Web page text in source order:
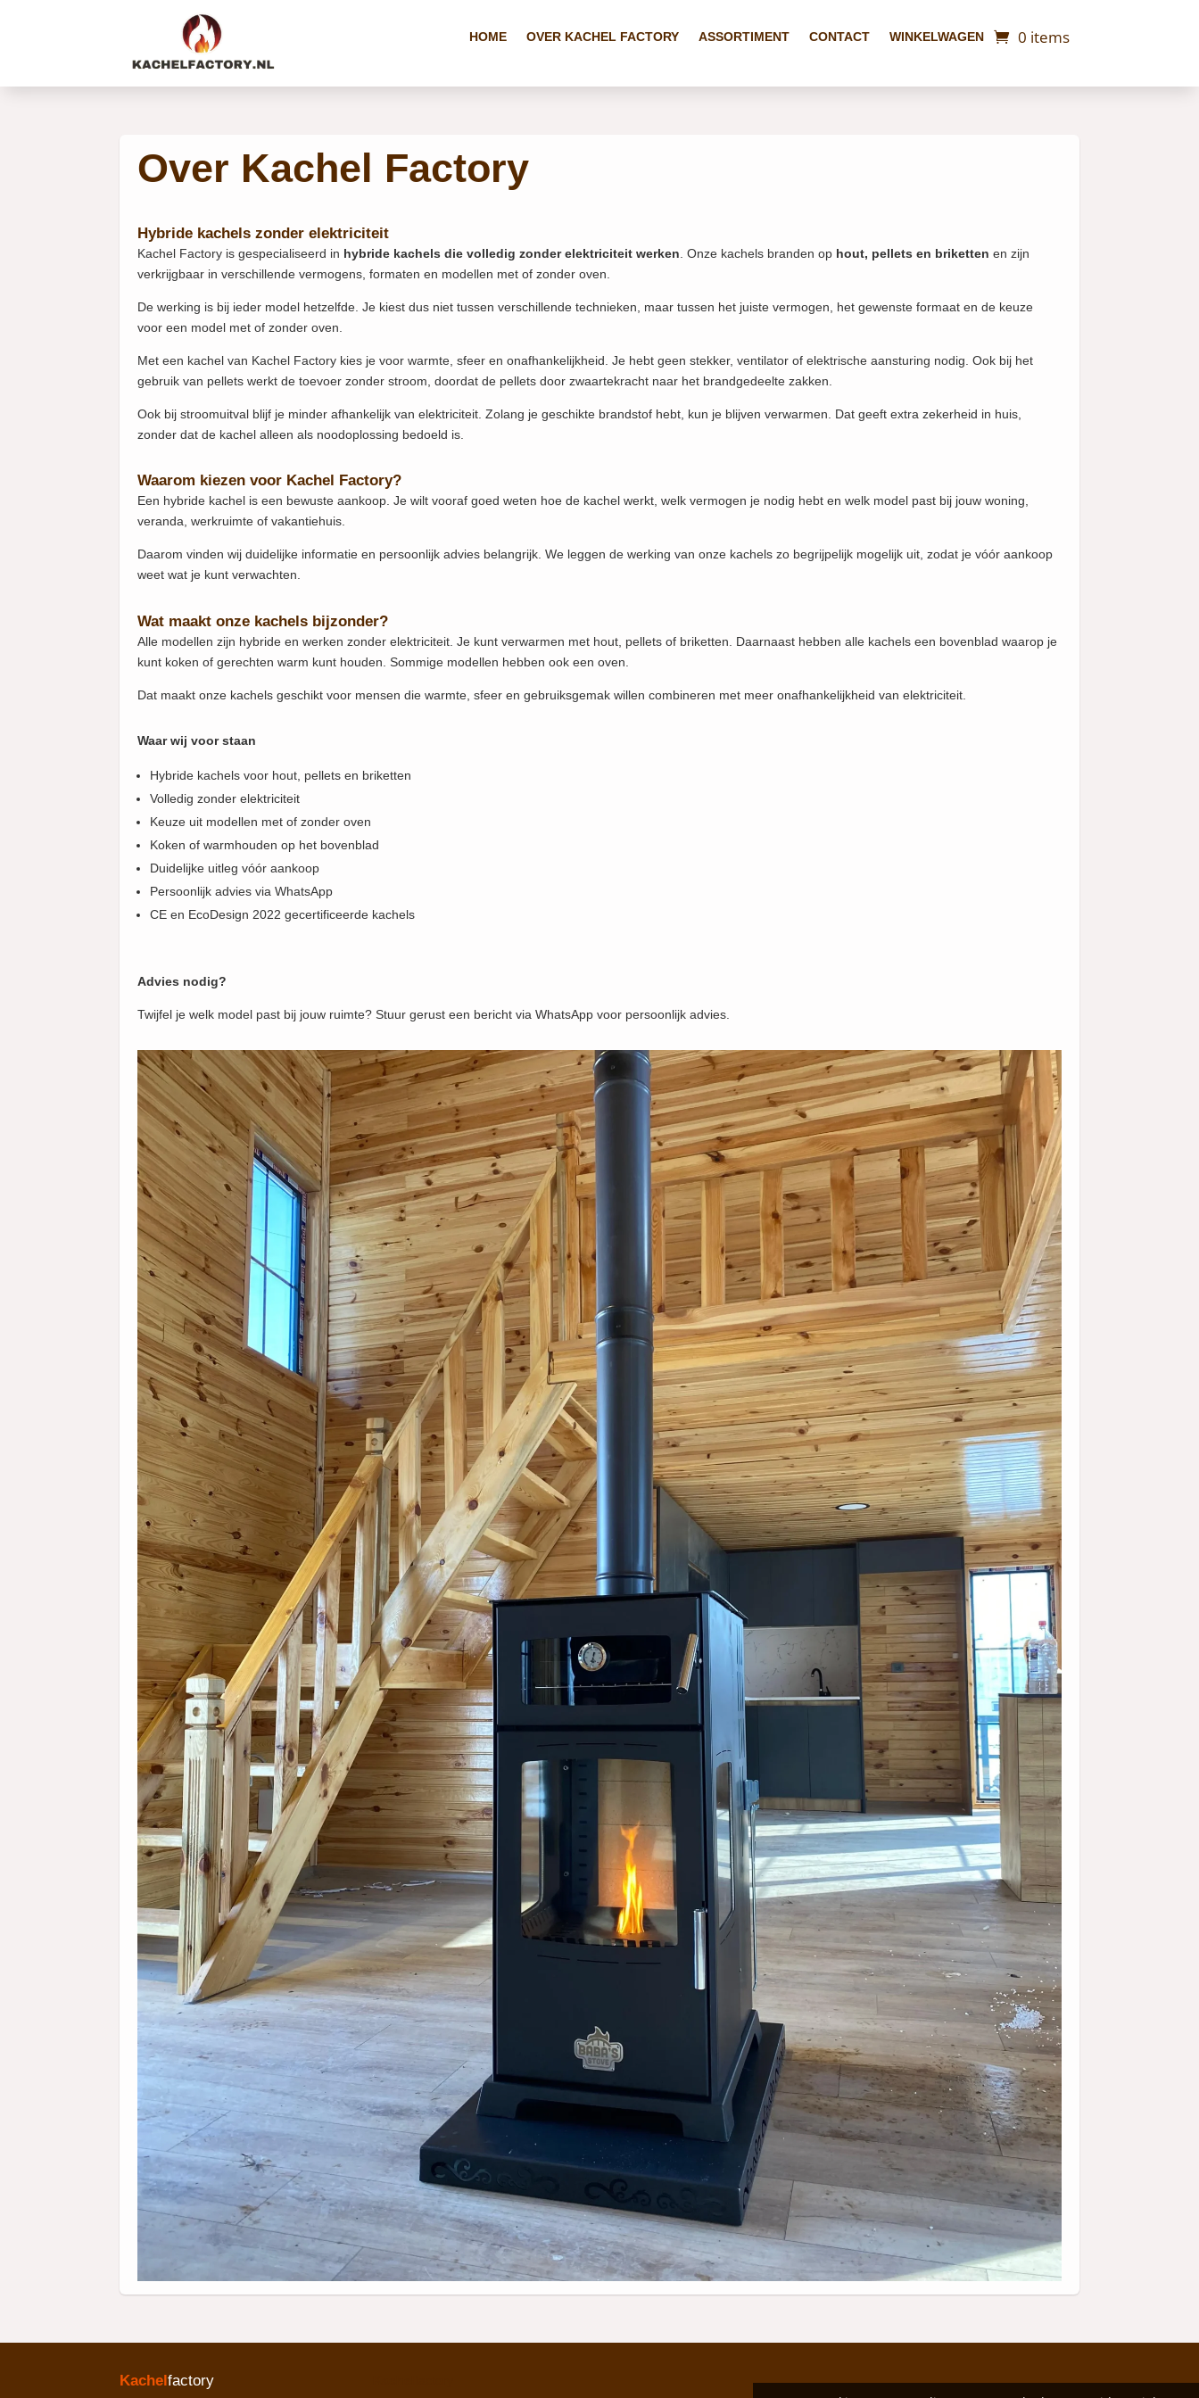
HOME OVER KACHEL FACTORY ASSORTIMENT CONTACT WINKELWAGEN 0 items
Over Kachel Factory
Hybride kachels zonder elektriciteit
Kachel Factory is gespecialiseerd in hybride kachels die volledig zonder elektriciteit werken . Onze kachels branden op hout, pellets en briketten en zijn
verkrijgbaar in verschillende vermogens, formaten en modellen met of zonder oven.
De werking is bij ieder model hetzelfde. Je kiest dus niet tussen verschillende technieken, maar tussen het juiste vermogen, het gewenste formaat en de keuze
voor een model met of zonder oven.
Met een kachel van Kachel Factory kies je voor warmte, sfeer en onafhankelijkheid. Je hebt geen stekker, ventilator of elektrische aansturing nodig. Ook bij het
gebruik van pellets werkt de toevoer zonder stroom, doordat de pellets door zwaartekracht naar het brandgedeelte zakken.
Ook bij stroomuitval blijf je minder afhankelijk van elektriciteit. Zolang je geschikte brandstof hebt, kun je blijven verwarmen. Dat geeft extra zekerheid in huis,
zonder dat de kachel alleen als noodoplossing bedoeld is.
Waarom kiezen voor Kachel Factory?
Een hybride kachel is een bewuste aankoop. Je wilt vooraf goed weten hoe de kachel werkt, welk vermogen je nodig hebt en welk model past bij jouw woning,
veranda, werkruimte of vakantiehuis.
Daarom vinden wij duidelijke informatie en persoonlijk advies belangrijk. We leggen de werking van onze kachels zo begrijpelijk mogelijk uit, zodat je vóór aankoop
weet wat je kunt verwachten.
Wat maakt onze kachels bijzonder?
Alle modellen zijn hybride en werken zonder elektriciteit. Je kunt verwarmen met hout, pellets of briketten. Daarnaast hebben alle kachels een bovenblad waarop je
kunt koken of gerechten warm kunt houden. Sommige modellen hebben ook een oven.
Dat maakt onze kachels geschikt voor mensen die warmte, sfeer en gebruiksgemak willen combineren met meer onafhankelijkheid van elektriciteit.
Waar wij voor staan
Hybride kachels voor hout, pellets en briketten
Volledig zonder elektriciteit
Keuze uit modellen met of zonder oven
Koken of warmhouden op het bovenblad
Duidelijke uitleg vóór aankoop
Persoonlijk advies via WhatsApp
CE en EcoDesign 2022 gecertificeerde kachels
Advies nodig?
Twijfel je welk model past bij jouw ruimte? Stuur gerust een bericht via WhatsApp voor persoonlijk advies.
Kachelfactory